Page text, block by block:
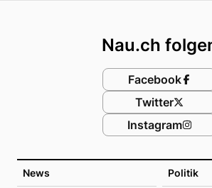
News Politik
Nau.ch
Facebook
Twitter
Instagram